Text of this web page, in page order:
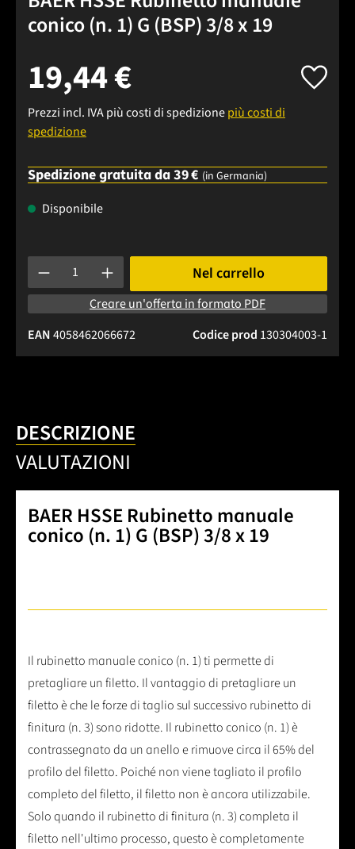
conico (n. 1) G (BSP) 3/8 x 19
19,44 €
Prezzi incl. IVA più costi di spedizionepiù costi di
spedizione
Spedizione gratuita da 39 € (in Germania)
Disponibile
Quantità del prodotto: inserisci la quantità desiderata o
Nel carrello
Creare un'offerta in formato PDF
Codice prod 130304003-1
EAN4058462066672
DESCRIZIONE
VALUTAZIONI
BAER HSSE Rubinetto manuale
conico (n. 1) G (BSP) 3/8 x 19
Il rubinetto manuale conico (n. 1) ti permette di
pretagliare un filetto. Il vantaggio di pretagliare un
filetto è che le forze di taglio sul successivo rubinetto di
finitura (n. 3) sono ridotte. Il rubinetto conico (n. 1) è
contrassegnato da un anello e rimuove circa il 65% del
profilo del filetto. Poiché non viene tagliato il profilo
completo del filetto, il filetto non è ancora utilizzabile.
Solo quando il rubinetto di finitura (n. 3) completa il
filetto nell'ultimo processo, questo è completamente